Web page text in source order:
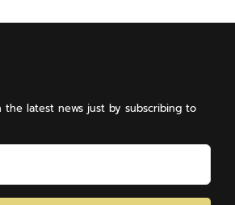
the latest news just by subscribing to